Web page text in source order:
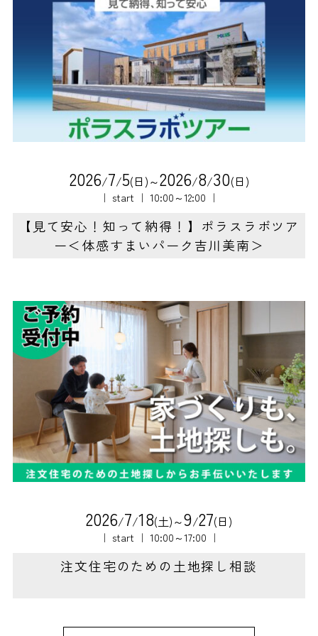
2026/7/5(日)～2026/8/30(日)
｜ start ｜ 10:00～12:00 ｜
【見て安心！知って納得！】ポラスラボツア
ー＜体感すまいパーク吉川美南＞
2026/7/18(土)～9/27(日)
｜ start ｜ 10:00～17:00 ｜
注文住宅のための土地探し相談